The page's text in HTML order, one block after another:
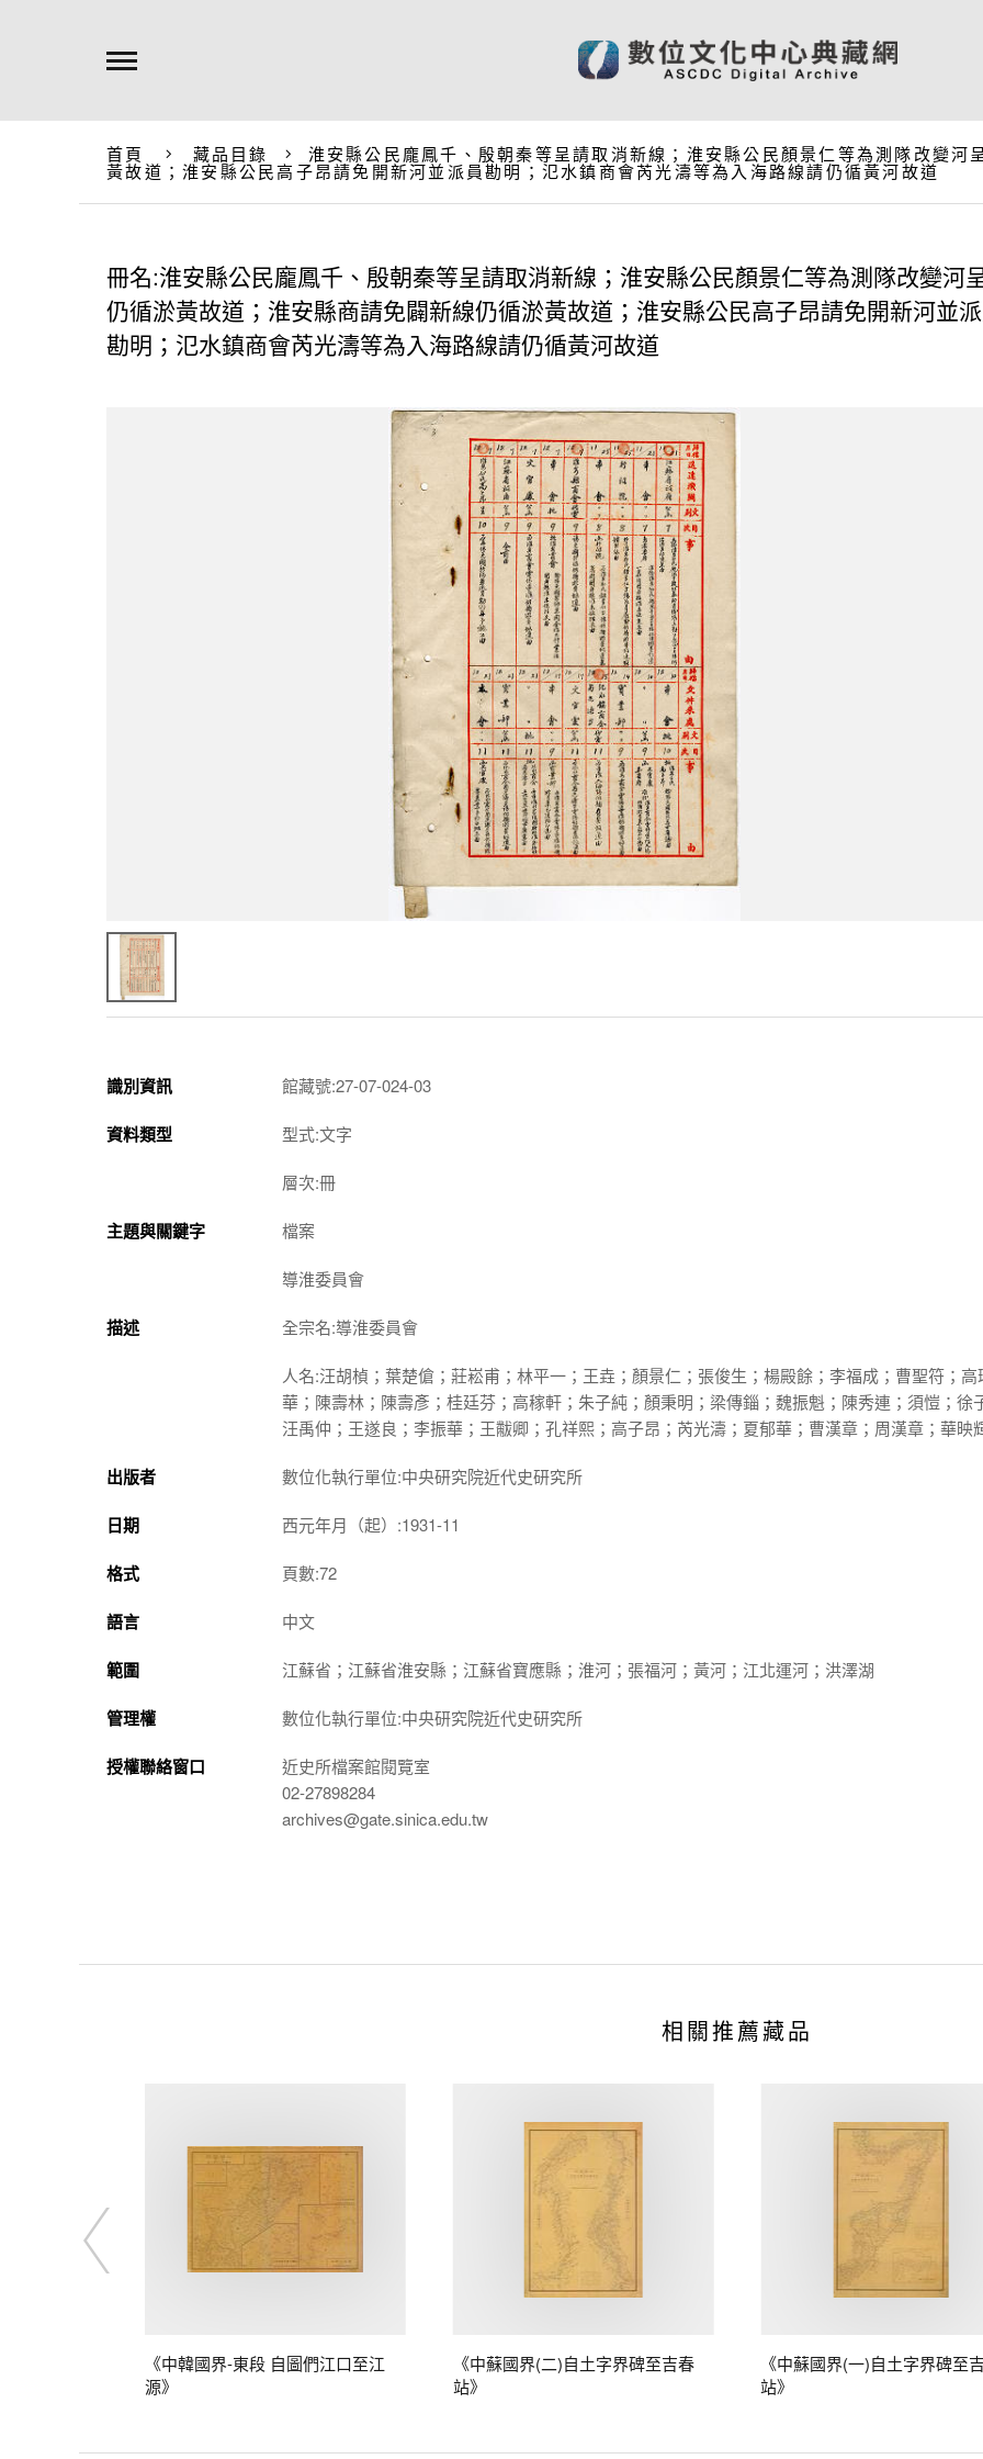
首頁 藏品目錄 淮安縣公民龐鳳千、殷朝秦等呈請取消新線；淮安縣公民顏景仁等為測隊改變河
黃故道；淮安縣公民高子昂請免開新河並派員勘明；氾水鎮商會芮光濤等為入海路線請仍循黃河故道
冊名:淮安縣公民龐鳳千、殷朝秦等呈請取消新線；淮安縣公民顏景仁等為測隊改變河
仍循淤黃故道；淮安縣商請免闢新線仍循淤黃故道；淮安縣公民高子昂請免開新河並
勘明；氾水鎮商會芮光濤等為入海路線請仍循黃河故道
識別資訊 館藏號:27-07-024-03
資料類型 型式:文字
層次:冊
主題與關鍵字 檔案
導淮委員會
描述 全宗名:導淮委員會
人名:汪胡楨；葉楚傖；莊崧甫；林平一；王垚；顏景仁；張俊生；楊殿餘；李福成；曹聖符；高
華；陳壽林；陳壽彥；桂廷芬；高稼軒；朱子純；顏秉明；梁傳錙；魏振魁；陳秀連；須愷；徐
汪禹仲；王遂良；李振華；王黻卿；孔祥熙；高子昂；芮光濤；夏郁華；曹漢章；周漢章；華映
出版者 數位化執行單位:中央研究院近代史研究所
日期 西元年月（起）:1931-11
格式 頁數:72
語言 中文
範圍 江蘇省；江蘇省淮安縣；江蘇省寶應縣；淮河；張福河；黃河；江北運河；洪澤湖
管理權 數位化執行單位:中央研究院近代史研究所
授權聯絡窗口
近史所檔案館閱覽室
02-27898284
archives@gate.sinica.edu.tw
相關推薦藏品
《中韓國界-東段 自圖們江口至江
源》
《中蘇國界(二)自土字界碑至吉春
站》
《中蘇國界(一)自土字界碑至
站》